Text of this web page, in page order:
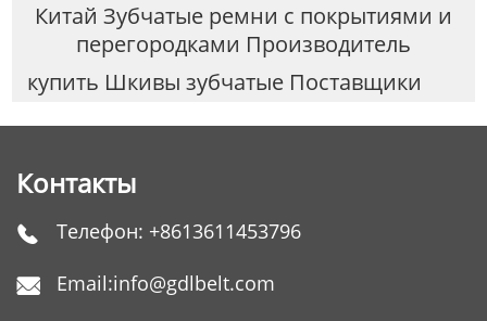
Китай Зубчатые ремни с покрытиями и
перегородками Производитель
купить Шкивы зубчатые Поставщики
Контакты
 Телефон: +8613611453796
 Email:info@gdlbelt.com